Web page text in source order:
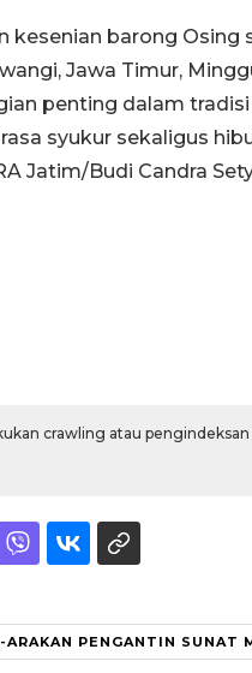
kesenian barong Osing
Jawa Timur,
penting dalam
syukur sekaligus
Jatim/Budi Candra
crawling atau
ARAKAN PENGANTIN SUNAT